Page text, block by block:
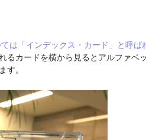
は「インデックス・カード」と呼ば
るカードを横から見るとアルファ
す。